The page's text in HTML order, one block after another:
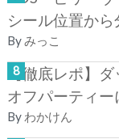
シール位置か
By みっこ
【徹底レポ】
オフパーティー
By わかけん